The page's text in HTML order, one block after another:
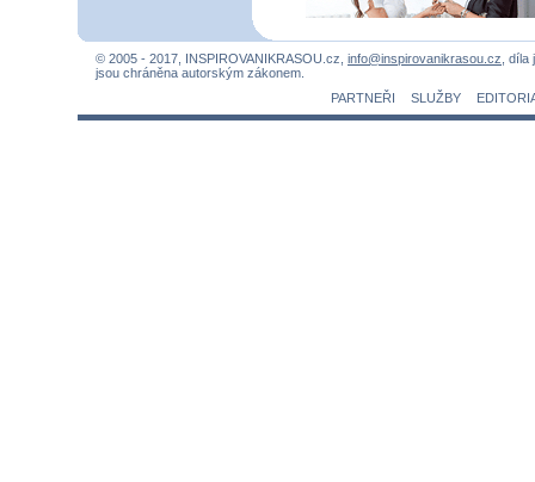
© 2005 - 2017, INSPIROVANIKRASOU.cz, info@inspirovanikrasou.cz, díla
jsou chráněna autorským zákonem.
PARTNEŘI
SLUŽBY